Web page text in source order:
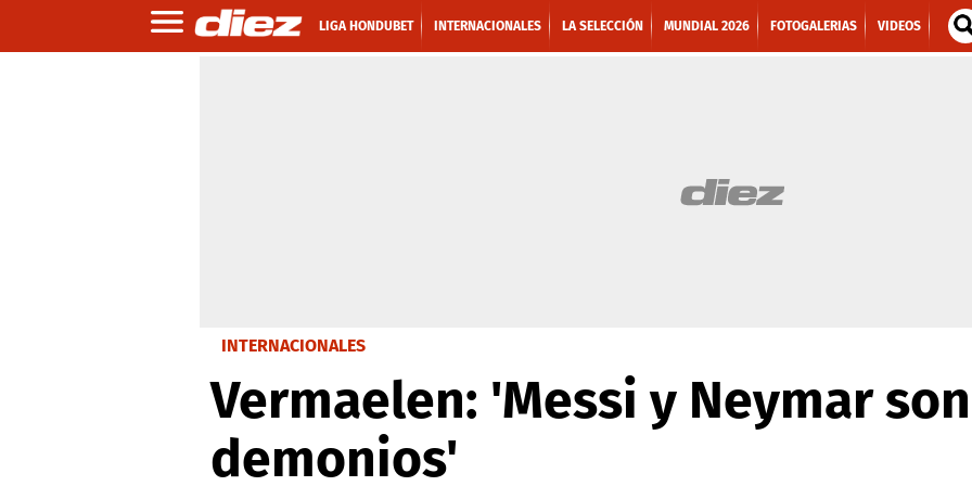
LIGA HONDUBET INTERNACIONALES LA SELECCIÓN MUNDIAL 2026 FOTOGALERIAS VIDEOS
INTERNACIONALES
Vermaelen: 'Messi y Neymar
demonios'